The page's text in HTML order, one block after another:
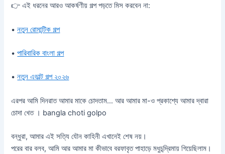
👉 এই ধরনের আরও আকর্ষণীয় গল্প পড়তে মিস করবেন না:
•নতুন রোমান্টিক গল্প
•পারিবারিক বাংলা গল্প
•নতুন এডাল্ট গল্প ২০২৬
এরপর আমি দিনরাত আমার মাকে চোদতাম… আর আমার মা-ও প্রকাশ্যে আমার দ্বারা
চোদা খেত । bangla choti golpo
বন্ধুরা, আমার এই সত্যি যৌন কাহিনী এখানেই শেষ নয়।
পরের বার বলব, আমি আর আমার মা কীভাবে বরফাবৃত পাহাড়ে মধুচন্দ্রিমায় গিয়েছিলাম।